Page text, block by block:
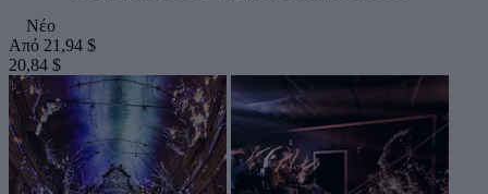
Νέο
Από 21,94 $
20,84 $